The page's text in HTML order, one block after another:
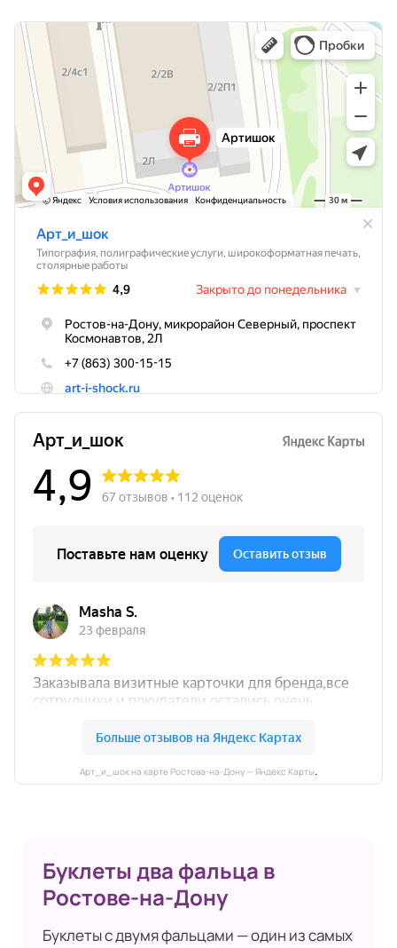
Арт_и_шок на карте Ростова-на-Дону — Яндекс Карты.
Буклеты два фальца в
Ростове-на-Дону
Буклеты с двумя фальцами — один из самых